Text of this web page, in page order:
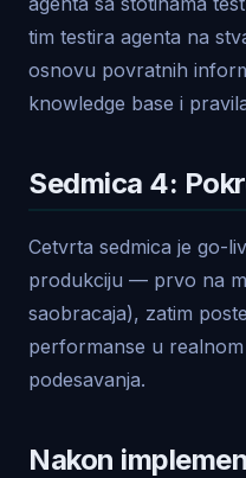
tim testira agenta na
osnovu povratnih
knowledge base i
Sedmica 4:
Cetvrta sedmica je go-
produkciju — prvo na
saobracaja), zatim
performanse u
podesavanja.
Nakon